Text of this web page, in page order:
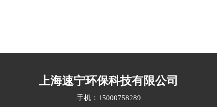
上海速宁环保科技有限公司
手机：15000758289